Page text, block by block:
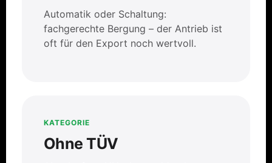
Automatik oder Schaltung:
fachgerechte Bergung – der Antrieb ist
oft für den Export noch wertvoll.
KATEGORIE
Ohne TÜV